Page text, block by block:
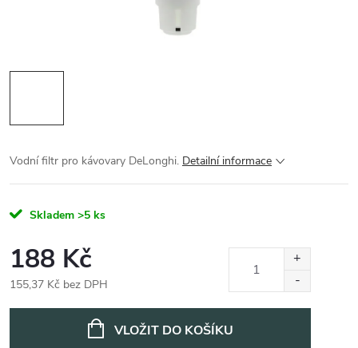
Vodní filtr pro kávovary DeLonghi. Detailní informace
Skladem >5 ks
188 Kč
155,37 Kč bez DPH
VLOŽIT DO KOŠÍKU